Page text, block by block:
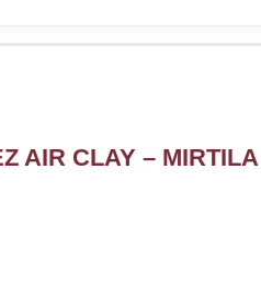
AIR CLAY – MIRTILA